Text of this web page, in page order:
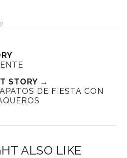
STORY →
DE FIESTA CON
ALSO LIKE